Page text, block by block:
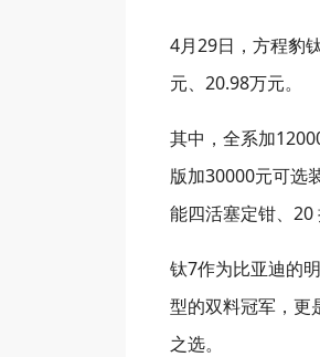
4月29日，方程豹
元、20.98万元。
其中，全系加
版加30000元可选
能四活塞定钳、20
钛7作为比亚迪的
型的双料冠军，更
之选。